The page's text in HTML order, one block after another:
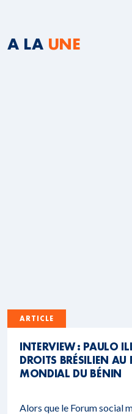
A LA UNE
ARTICLE
INTERVIEW : PAULO
DROITS BRÉSILIEN
MONDIAL DU BÉNIN
Alors que le Forum social